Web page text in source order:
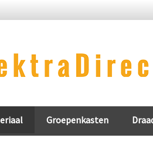
Groepenkasten